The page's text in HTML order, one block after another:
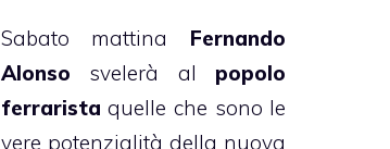
Sabato mattina
Fernando
Alonso svelerà al popolo
ferrarista quelle che sono le
vere potenzialità della nuova